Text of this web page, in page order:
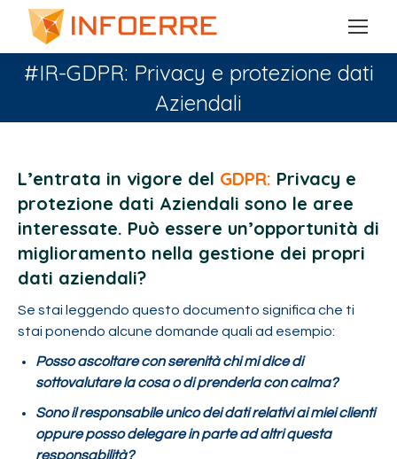
#IR-GDPR: Privacy e protezione dati
Aziendali
L’entrata in vigore del GDPR: Privacy e
protezione dati Aziendali sono le aree
interessate. Può essere un’opportunità di
miglioramento nella gestione dei propri
dati aziendali?
Se stai leggendo questo documento significa che ti
stai ponendo alcune domande quali ad esempio:
Posso ascoltare con serenità chi mi dice di
sottovalutare la cosa o di prenderla con calma?
Sono il responsabile unico dei dati relativi ai miei clienti
oppure posso delegare in parte ad altri questa
responsabilità?